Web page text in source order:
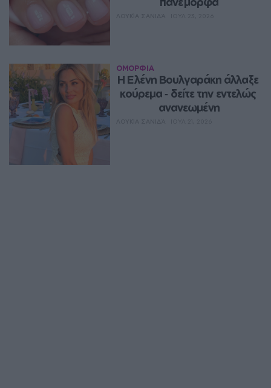
ΟΜΟΡΦΙΑ
Η Ελένη Βουλγαράκη άλλαξε
κούρεμα ‑ δείτε την εντελώς
ανανεωμένη